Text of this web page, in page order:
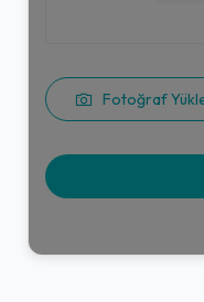
Fotoğraf